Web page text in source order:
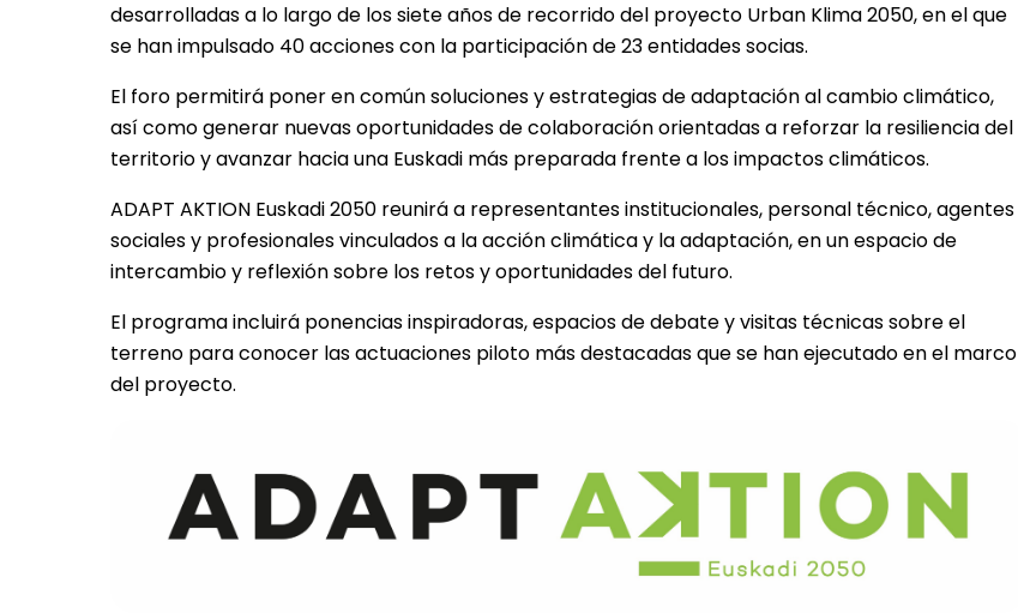
desarrolladas a lo largo de los siete años de recorrido del proyecto Urban Klima 2050, en el que
se han impulsado 40 acciones con la participación de 23 entidades socias.
El foro permitirá poner en común soluciones y estrategias de adaptación al cambio climático,
así como generar nuevas oportunidades de colaboración orientadas a reforzar la resiliencia del
territorio y avanzar hacia una Euskadi más preparada frente a los impactos climáticos.
ADAPT AKTION Euskadi 2050 reunirá a representantes institucionales, personal técnico, agentes
sociales y profesionales vinculados a la acción climática y la adaptación, en un espacio de
intercambio y reflexión sobre los retos y oportunidades del futuro.
El programa incluirá ponencias inspiradoras, espacios de debate y visitas técnicas sobre el
terreno para conocer las actuaciones piloto más destacadas que se han ejecutado en el marco
del proyecto.